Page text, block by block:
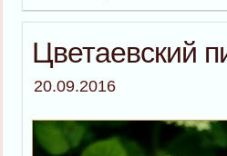
Цветаевский
20.09.2016